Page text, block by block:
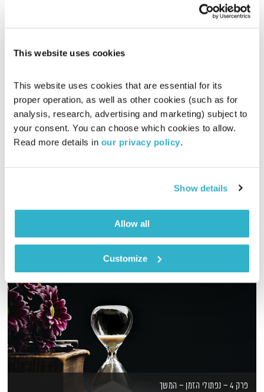
This website uses cookies
This website uses cookies that are essential for its
proper operation, as well as other cookies (such as for
analysis, research, advertising and marketing) subject to
your consent. You can choose which cookies to allow.
Read more details in our privacy policy.
Show details
Allow all
Customize
הגרוב השישי
רמונה נקדימון
06.11.18
03:02:12
פרק 4 – נפתולי הזמן – המשך